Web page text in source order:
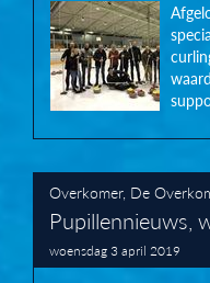
Overkomer, De
Pupillennieuws,
woensdag 3 april 2019